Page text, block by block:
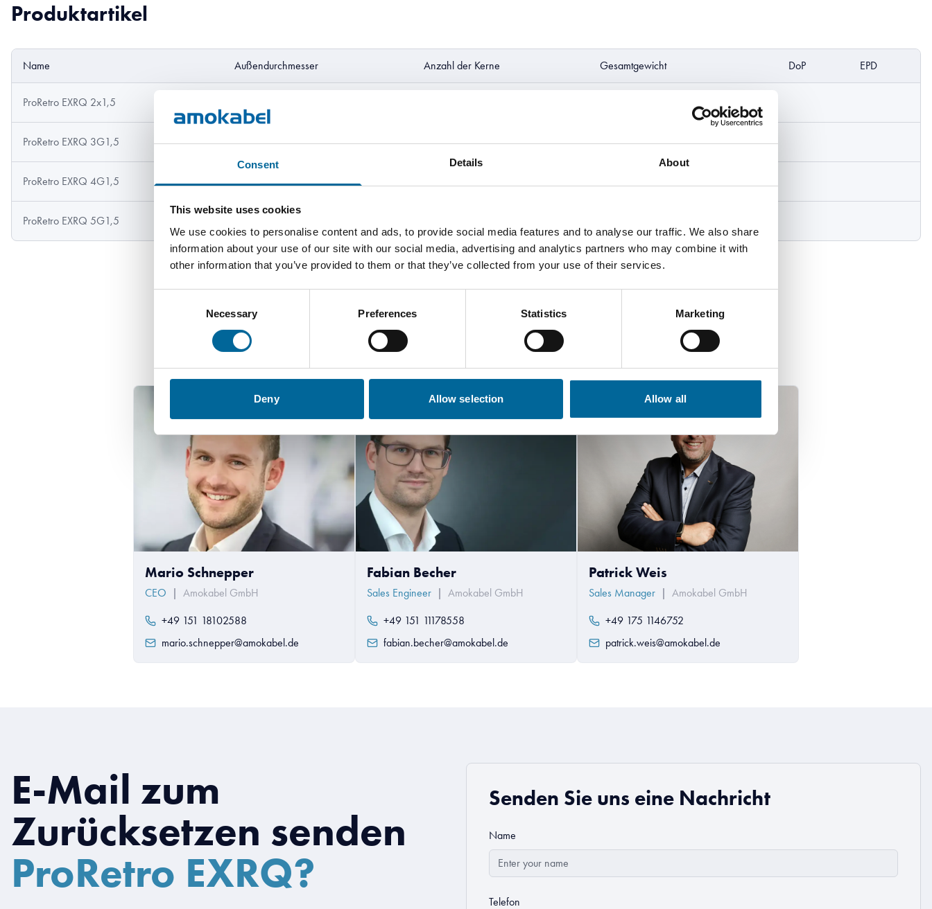
Consent Details About
This website uses cookies
We use cookies to personalise content and ads, to provide social media features and to analyse our traffic. We also share
information about your use of our site with our social media, advertising and analytics partners who may combine it with
other information that you’ve provided to them or that they’ve collected from your use of their services.
Necessary Preferences Statistics Marketing
Deny Allow selection Allow all
Produktartikel
Name Außendurchmesser Anzahl der Kerne Gesamtgewicht DoP EPD
ProRetro EXRQ 2x1,5
ProRetro EXRQ 3G1,5 7.1 mm 3 0 kg/km
ProRetro EXRQ 4G1,5 8.1 mm
ProRetro EXRQ 5G1,5
Kontaktieren Sie unsere Spezialisten
Mario Schnepper
CEO | Amokabel GmbH
+49 151 18102588
mario.schnepper@amokabel.de
Fabian Becher
Sales Engineer | Amokabel GmbH
+49 151 11178558
fabian.becher@amokabel.de
Patrick Weis
Sales Manager | Amokabel GmbH
+49 175 1146752
patrick.weis@amokabel.de
E-Mail zum
Zurücksetzen senden
ProRetro EXRQ?
Senden Sie uns eine Nachricht
Name
Telefon